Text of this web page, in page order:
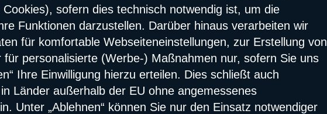
für Ihre Webanwendungen
und zuverlässig Network Content verteilen
Konnektivitäts- und Sicherheitsservice
Cookies), sofern dies technisch notwendig ist, um die
Funktionen darzustellen. Darüber hinaus verarbeiten wir
für komfortable Webseiteneinstellungen, zur Erstellung von
für personalisierte (Werbe-) Maßnahmen nur, sofern Sie uns
Ihre Einwilligung hierzu erteilen. Dies schließt auch
Länder außerhalb der EU ohne angemessenes
Unter „Ablehnen“ können Sie nur den Einsatz notwendiger